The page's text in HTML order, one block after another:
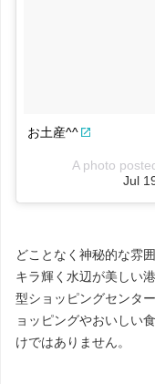
お土産^^
A photo
Jul
どことなく神秘的な雰
キラ輝く水辺が美しい
型ショッピングセンタ
ョッピングやおいしい
けではありません。